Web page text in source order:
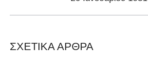
ΣΧΕΤΙΚΑ ΑΡΘΡΑ